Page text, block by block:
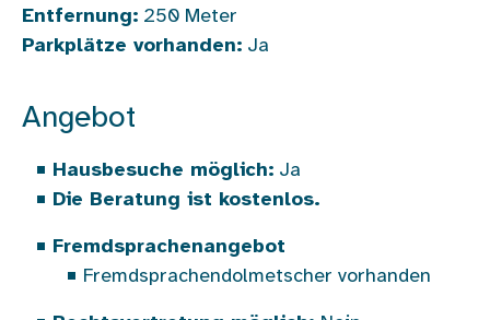
Entfernung: 250 Meter
Parkplätze vorhanden: Ja
Angebot
Hausbesuche möglich: Ja
Die Beratung ist kostenlos.
Fremdsprachenangebot
Fremdsprachendolmetscher vorhanden